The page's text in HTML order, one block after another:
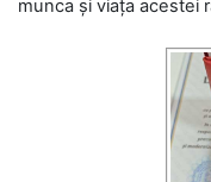
munca și viața acestei